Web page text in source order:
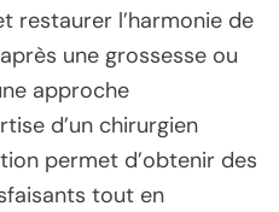
restaurer l’harmonie de
une grossesse ou
approche
d’un chirurgien
permet d’obtenir des
tout en